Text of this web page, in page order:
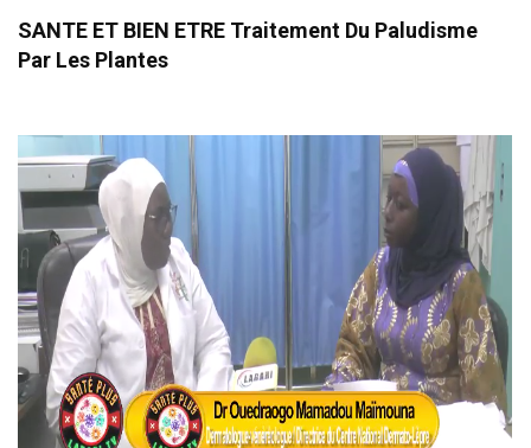
SANTE ET BIEN ETRE Traitement Du Paludisme
Par Les Plantes